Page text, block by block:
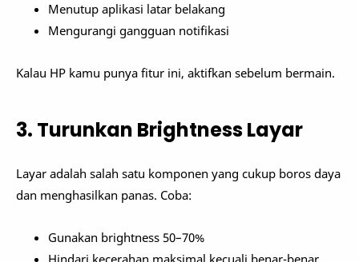
Menutup aplikasi latar belakang
Mengurangi gangguan notifikasi
Kalau HP kamu punya fitur ini, aktifkan sebelum bermain.
3. Turunkan Brightness Layar
Layar adalah salah satu komponen yang cukup boros daya
dan menghasilkan panas. Coba:
Gunakan brightness 50–70%
Hindari kecerahan maksimal kecuali benar-benar